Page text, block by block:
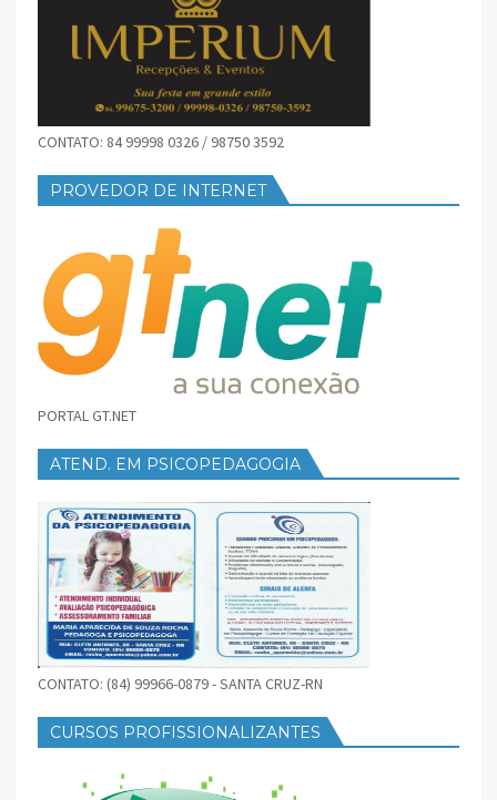
CONTATO: 84 99998 0326 / 98750 3592
PROVEDOR DE INTERNET
PORTAL GT.NET
ATEND. EM PSICOPEDAGOGIA
CONTATO: (84) 99966-0879 - SANTA CRUZ-RN
CURSOS PROFISSIONALIZANTES